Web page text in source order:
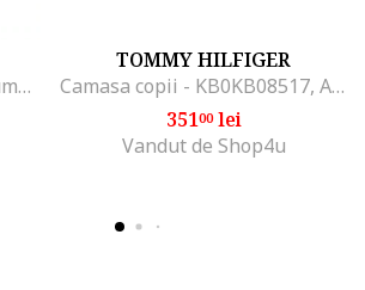
Pantaloni de trening din bumbac cu detaliu logo
TOMMY HILFIGER
Camasa copii - KB0KB08517, Alb/Albastru
35100lei
Vandut de Shop4u